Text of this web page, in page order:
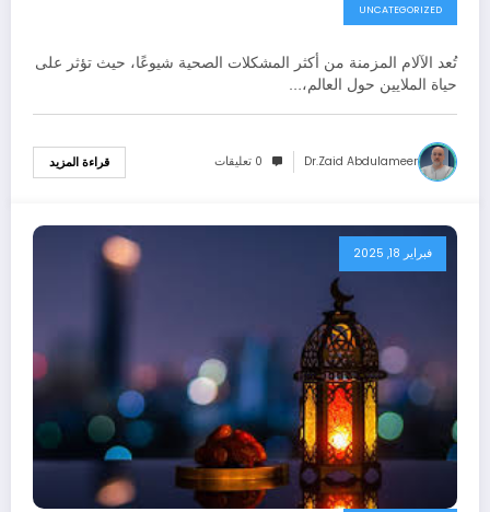
UNCATEGORIZED
تُعد الآلام المزمنة من أكثر المشكلات الصحية شيوعًا، حيث تؤثر على
حياة الملايين حول العالم،…
Dr.zaid Abdulameer 0 تعليقات قراءة المزيد
فبراير 18, 2025